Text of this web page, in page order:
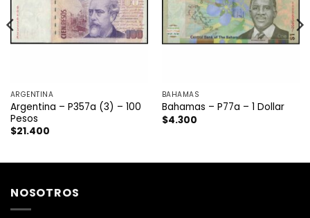
ARGENTINA
Argentina – P357a (3) – 100
Pesos
$21.400
BAHAMAS
Bahamas – P77a – 1 Dollar
$4.300
NOSOTROS